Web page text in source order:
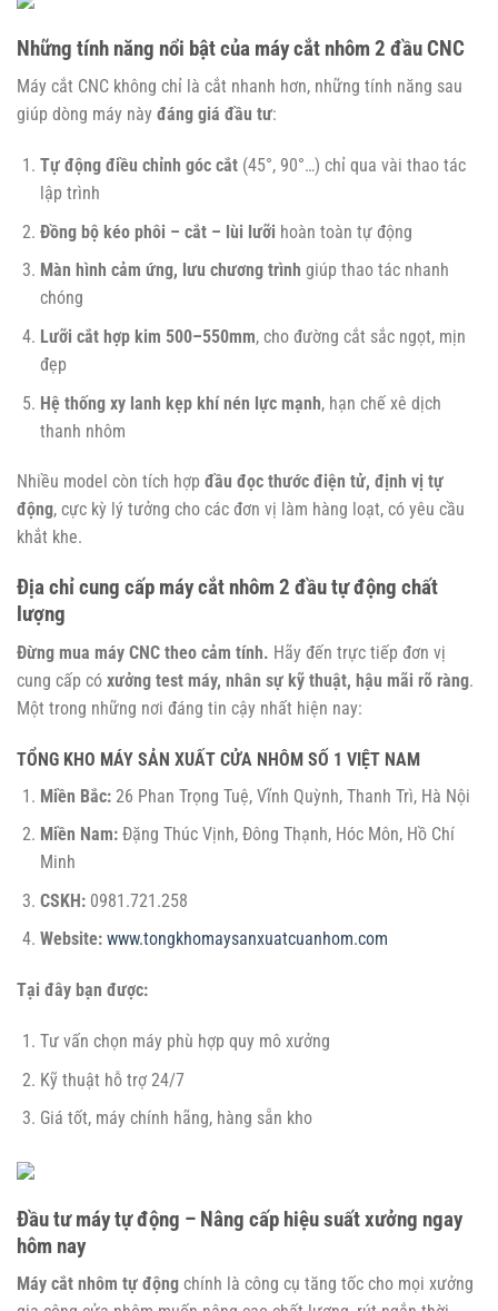
Những tính năng nổi bật của máy cắt nhôm 2 đầu CNC
Máy cắt CNC không chỉ là cắt nhanh hơn, những tính năng sau
giúp dòng máy này đáng giá đầu tư:
Tự động điều chỉnh góc cắt(45°, 90°…) chỉ qua vài thao tác
lập trình
Đồng bộ kéo phôi – cắt – lùi lưỡi hoàn toàn tự động
Màn hình cảm ứng, lưu chương trình giúp thao tác nhanh
chóng
Lưỡi cắt hợp kim 500–550mm, cho đường cắt sắc ngọt, mịn
đẹp
Hệ thống xy lanh kẹp khí nén lực mạnh, hạn chế xê dịch
thanh nhôm
Nhiều model còn tích hợp đầu đọc thước điện tử, định vị tự
động, cực kỳ lý tưởng cho các đơn vị làm hàng loạt, có yêu cầu
khắt khe.
Địa chỉ cung cấp máy cắt nhôm 2 đầu tự động chất
lượng
Đừng mua máy CNC theo cảm tính. Hãy đến trực tiếp đơn vị
cung cấp có xưởng test máy, nhân sự kỹ thuật, hậu mãi rõ ràng.
Một trong những nơi đáng tin cậy nhất hiện nay:
TỔNG KHO MÁY SẢN XUẤT CỬA NHÔM SỐ 1 VIỆT NAM
Miền Bắc:26 Phan Trọng Tuệ, Vĩnh Quỳnh, Thanh Trì, Hà Nội
Miền Nam:Đặng Thúc Vịnh, Đông Thạnh, Hóc Môn, Hồ Chí
Minh
CSKH:0981.721.258
Website: www.tongkhomaysanxuatcuanhom.com
Tại đây bạn được:
Tư vấn chọn máy phù hợp quy mô xưởng
Kỹ thuật hỗ trợ 24/7
Giá tốt, máy chính hãng, hàng sẵn kho
Đầu tư máy tự động – Nâng cấp hiệu suất xưởng ngay
hôm nay
Máy cắt nhôm tự động chính là công cụ tăng tốc cho mọi xưởng